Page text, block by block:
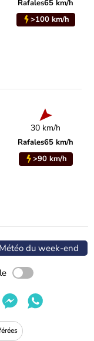
Rafales65 km/h
>100 km/h
30 km/h
Rafales65 km/h
>90 km/h
Météo du week-end